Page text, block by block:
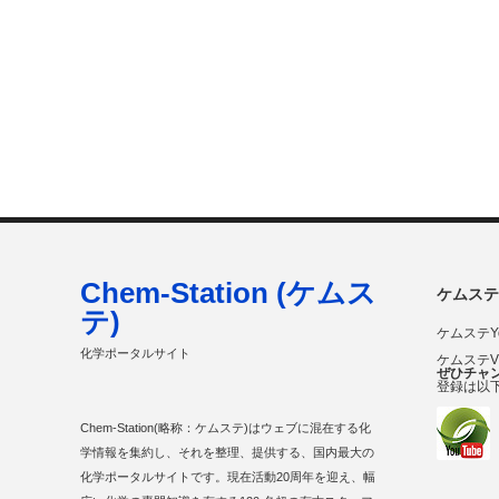
ケムス
ケムステ
ケムステ
ぜひチャ
登録は以
Chem-Station (ケムス
テ)
化学ポータルサイト
Chem-Station(略称：ケムステ)はウェブに混在する化
学情報を集約し、それを整理、提供する、国内最大の
化学ポータルサイトです。現在活動20周年を迎え、幅